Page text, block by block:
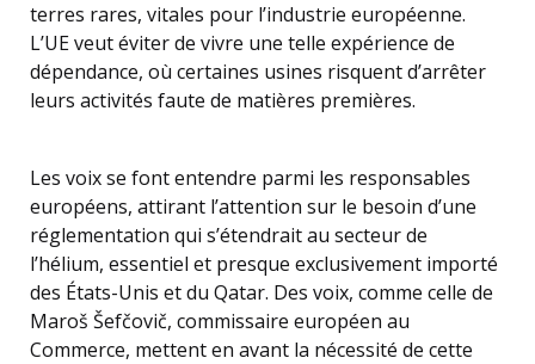
terres rares, vitales pour l’industrie européenne.
L’UE veut éviter de vivre une telle expérience de
dépendance, où certaines usines risquent d’arrêter
leurs activités faute de matières premières.
Les voix se font entendre parmi les responsables
européens, attirant l’attention sur le besoin d’une
réglementation qui s’étendrait au secteur de
l’hélium, essentiel et presque exclusivement importé
des États-Unis et du Qatar. Des voix, comme celle de
Maroš Šefčovič, commissaire européen au
Commerce, mettent en avant la nécessité de cette